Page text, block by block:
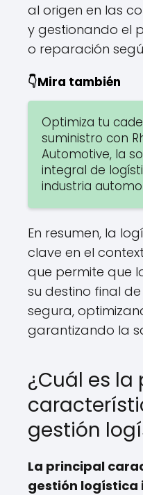
al origen en las
y gestionando el
o reparación
👇Mira también
Optimiza tu
suministro con
Automotive, la
integral de
industria
En resumen, la
clave en el
que permite que
su destino final
segura,
garantizando la
¿Cuál es la
gestión
La principal
gestión logística